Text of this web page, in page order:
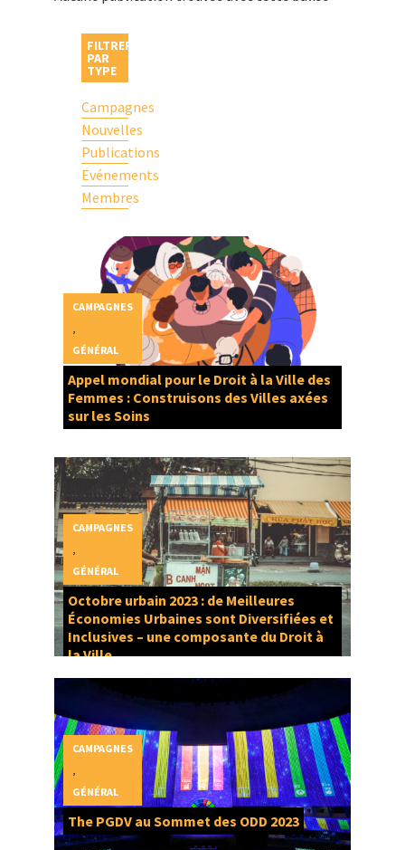
FILTRER
PAR
TYPE
Campagnes
Nouvelles
Publications
Evénements
Membres
Appel mondial pour le Droit à la Ville des
Femmes : Construisons des Villes axées
sur les Soins
CAMPAGNES
GÉNÉRAL
Octobre urbain 2023 : de Meilleures
Économies Urbaines sont Diversifiées et
Inclusives – une composante du Droit à
la Ville
CAMPAGNES
GÉNÉRAL
The PGDV au Sommet des ODD 2023
CAMPAGNES
GÉNÉRAL